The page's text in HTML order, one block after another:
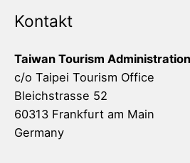
Kontakt
Taiwan Tourism Administration
c/o Taipei Tourism Office
Bleichstrasse 52
60313 Frankfurt am Main
Germany